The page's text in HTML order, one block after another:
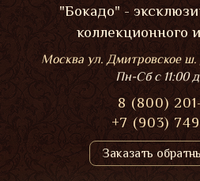
"Бокадо" -
коллекционного
Москва ул. Дмитровское ш.
Пн-Сбс 11:00
8 (800)
+7 (903)
Заказать